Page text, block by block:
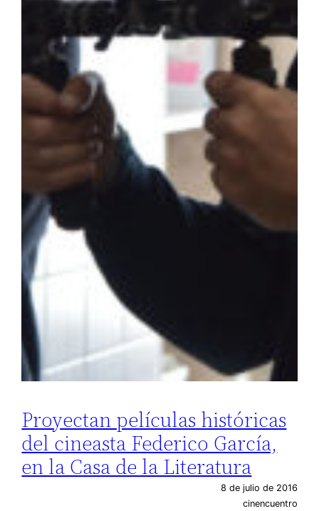
Proyectan películas históricas
del cineasta Federico García,
en la Casa de la Literatura
8 de julio de 2016
cinencuentro